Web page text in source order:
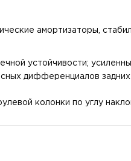
амортизаторы,
устойчивости;
дифференциалов задних
колонки по углу